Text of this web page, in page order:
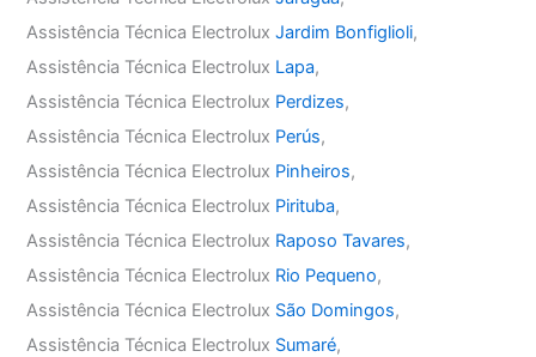
Assistência Técnica ElectroluxJardim Bonfiglioli,
Assistência Técnica Electrolux Lapa,
Assistência Técnica Electrolux Perdizes,
Assistência Técnica Electrolux Perús,
Assistência Técnica Electrolux Pinheiros,
Assistência Técnica Electrolux Pirituba,
Assistência Técnica Electrolux Raposo Tavares,
Assistência Técnica Electrolux Rio Pequeno,
Assistência Técnica Electrolux São Domingos,
Assistência Técnica Electrolux Sumaré,